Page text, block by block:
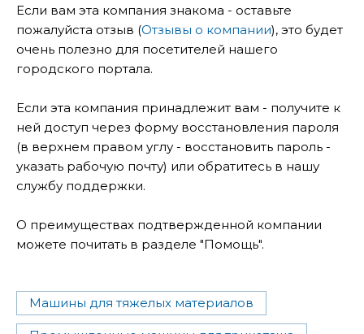
Если вам эта компания знакома - оставьте
пожалуйста отзыв (Отзывы о компании), это будет
очень полезно для посетителей нашего
городского портала.
Если эта компания принадлежит вам - получите к
ней доступ через форму восстановления пароля
(в верхнем правом углу - восстановить пароль -
указать рабочую почту) или обратитесь в нашу
службу поддержки.
О преимуществах подтвержденной компании
можете почитать в разделе "Помощь".
Машины для тяжелых материалов